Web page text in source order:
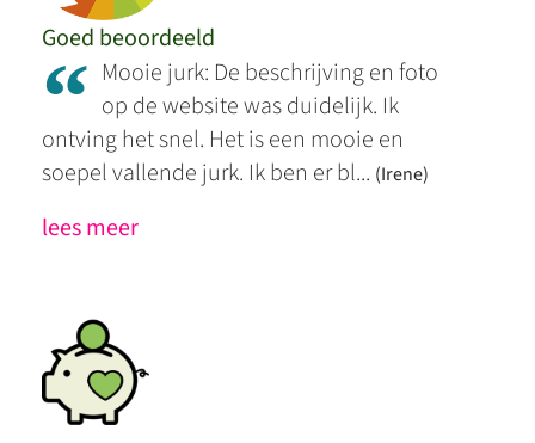
Goed beoordeeld
“ Mooie jurk: De beschrijving en foto
op de website was duidelijk. Ik
ontving het snel. Het is een mooie en
soepel vallende jurk. Ik ben er bl... (Irene)
lees meer